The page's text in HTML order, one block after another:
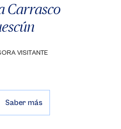
Carrasco
VISITANTE
Saber más